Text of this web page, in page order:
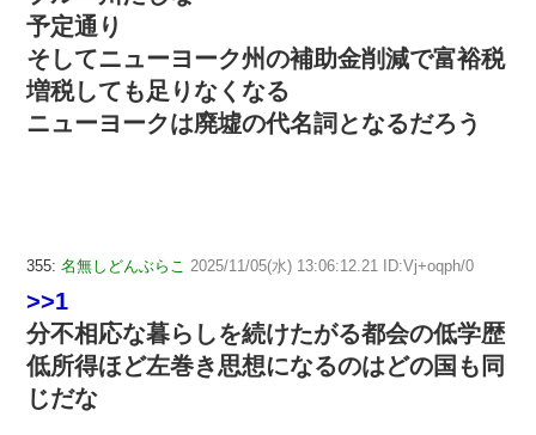
予定通り
そしてニューヨーク州の補助金削減で富裕税
増税しても足りなくなる
ニューヨークは廃墟の代名詞となるだろう
355: 名無しどんぶらこ 2025/11/05(水) 13:06:12.21 ID:Vj+oqph/0
>>1
分不相応な暮らしを続けたがる都会の低学歴
低所得ほど左巻き思想になるのはどの国も同
じだな